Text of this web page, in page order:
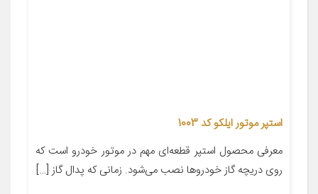
استپر موتور ایلکو کد 1003
معرفی محصول استپر قطعه‌ای مهم در موتور خودرو است که
روی دریچه گاز خودروها نصب می‌شود. زمانی که پدال گاز […]